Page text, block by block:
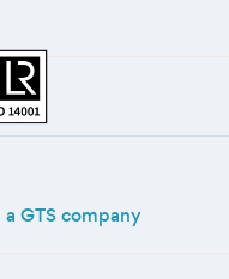
a GTS company